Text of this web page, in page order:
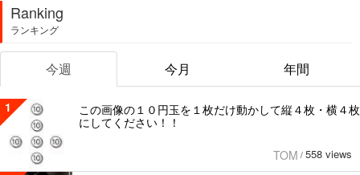
Ranking
ランキング
今週 今月 年間
1
この画像の１０円玉を１枚だけ動かして縦４枚・横４枚
にしてください！！
TOM / 558 views